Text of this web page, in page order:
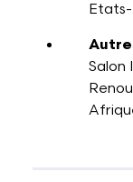
Etats-
Salon